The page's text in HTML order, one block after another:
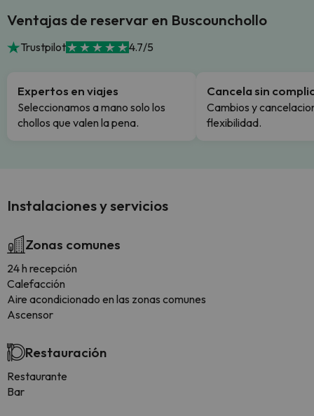
Ventajas de reservar en Buscounchollo
Trustpilot 4.7/5
Expertos en viajes
Seleccionamos a mano solo los
chollos que valen la pena.
Cancela sin
Cambios y
flexibilidad.
Instalaciones y servicios
Zonas comunes
24 h recepción
Calefacción
Aire acondicionado en las zonas comunes
Ascensor
Restauración
Restaurante
Bar